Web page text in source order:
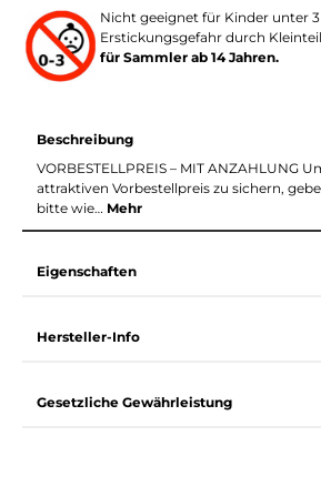
Nicht geeignet für Kinder unter
Erstickungsgefahr durch
für Sammler ab 14 Jahren.
Beschreibung
VORBESTELLPREIS – MIT ANZAHLUNG
attraktiven Vorbestellpreis zu sichern,
bitte wie… Mehr
Eigenschaften
Hersteller-Info
Gesetzliche Gewährleistung